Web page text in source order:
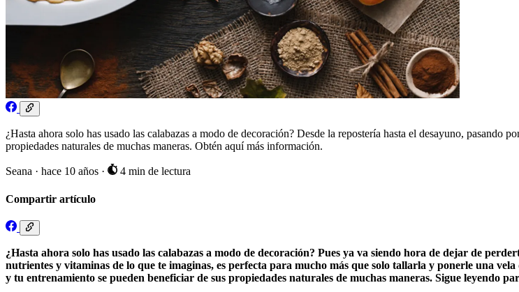
¿Hasta ahora solo has usado las calabazas a modo de decoración? Desde la repostería hasta el desayuno,
propiedades naturales de muchas maneras. Obtén aquí más información.
Seana · hace 10 años · 4 min de lectura
Compartir artículo
¿Hasta ahora solo has usado las calabazas a modo de decoración? Pues ya va siendo hora de dejar de
nutrientes y vitaminas de lo que te imaginas, es perfecta para mucho más que solo tallarla y ponerle una
y tu entrenamiento se pueden beneficiar de sus propiedades naturales de muchas maneras. Sigue leyendo